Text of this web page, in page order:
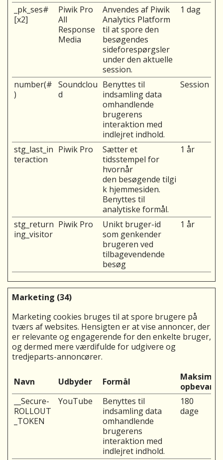
_pk_ses#
[x2]
Piwik Pro
All
Response
Media
Anvendes af Piwik
Analytics Platform
til at spore den
besøgendes
sideforespørgsler
under den aktuelle
session.
1 dag
number(#
)
Soundclou
d
Benyttes til
indsamling data
omhandlende
brugerens
interaktion med
indlejret indhold.
Session
stg_last_in
teraction
Piwik Pro
Sætter et
tidsstempel for
hvornår
den besøgende tilgi
k hjemmesiden.
Benyttes til
analytiske formål.
1 år
stg_return
ing_visitor
Piwik Pro
Unikt bruger-id
som genkender
brugeren ved
tilbagevendende
besøg
1 år
Marketing (34)
Marketing cookies bruges til at spore brugere på
tværs af websites. Hensigten er at vise annoncer, der
er relevante og engagerende for den enkelte bruger,
og dermed mere værdifulde for udgivere og
tredjeparts-annoncører.
Navn Udbyder Formål
Maksimal
__Secure-
ROLLOUT
_TOKEN
YouTube
Benyttes til
indsamling data
omhandlende
brugerens
interaktion med
indlejret indhold.
180
dage